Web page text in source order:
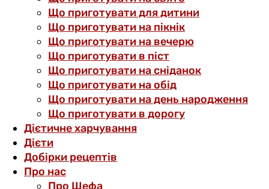
Що приготувати для дитини
Що приготувати на пікнік
Що приготувати на вечерю
Що приготувати в піст
Що приготувати на сніданок
Що приготувати на обід
Що приготувати на день народження
Що приготувати в дорогу
Дієтичне харчування
Дієти
Добірки рецептів
Про нас
Про Шефа